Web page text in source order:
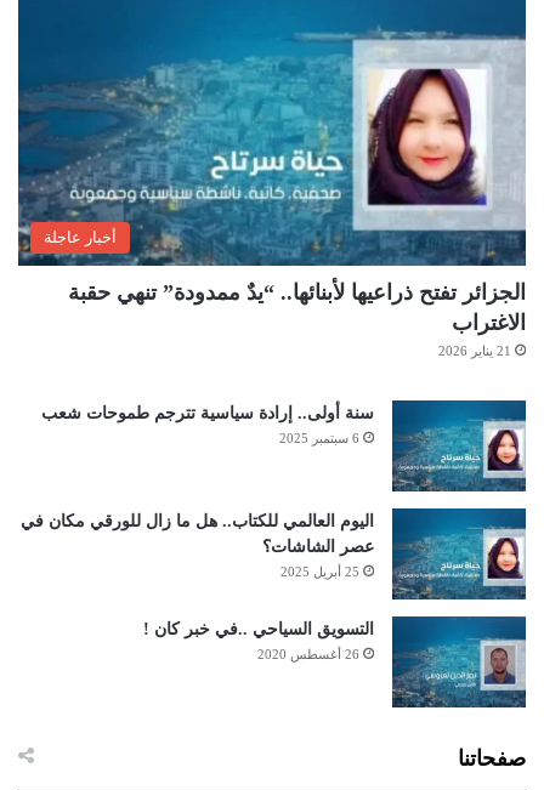
أخبار عاجلة
الجزائر تفتح ذراعيها لأبنائها.. “يدٌ ممدودة” تنهي حقبة
الاغتراب
21 يناير 2026
سنة أولى.. إرادة سياسية تترجم طموحات شعب
6 سبتمبر 2025
اليوم العالمي للكتاب.. هل ما زال للورقي مكان في
عصر الشاشات؟
25 أبريل 2025
التسويق السياحي ..في خبر كان !
26 أغسطس 2020
صفحاتنا